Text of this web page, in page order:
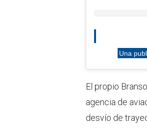
Una
El propio
agencia de
desvío de